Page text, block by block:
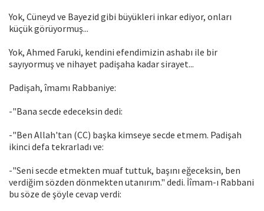
Yok, Cüneyd ve Bayezid gibi büyükleri inkar ediyor, onları
küçük görüyormuş...
Yok, Ahmed Faruki, kendini efendimizin ashabı ile bir
sayıyormuş ve nihayet padişaha kadar sirayet...
Padişah, îmamı Rabbaniye:
-"Bana secde edeceksin dedi:
-"Ben Allah'tan (CC) başka kimseye secde etmem. Padişah
ikinci defa tekrarladı ve:
-"Seni secde etmekten muaf tuttuk, başını eğeceksin, ben
verdiğim sözden dönmekten utanırım." dedi. İîmam-ı Rabbani
bu söze de şöyle cevap verdi: